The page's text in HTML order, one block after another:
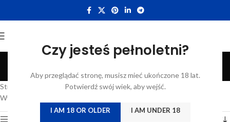
Czy jesteś pełnoletni?
Aby przeglądać stronę, musisz mieć ukończone 18 lat.
Potwierdź swój wiek, aby wejść.
I AM 18 OR OLDER I AM UNDER 18
Barbera
Categories
Strona główna
Katalog/Produkty oznaczone “Barbera”
Wyświetlanie jednego wyniku